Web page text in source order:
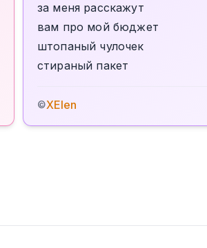
за меня расскажут
вам про мой бюджет
штопаный чулочек
стираный пакет
©XElen